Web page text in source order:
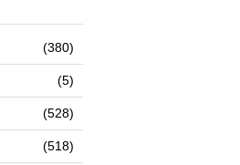
(380)
(5)
(528)
(518)